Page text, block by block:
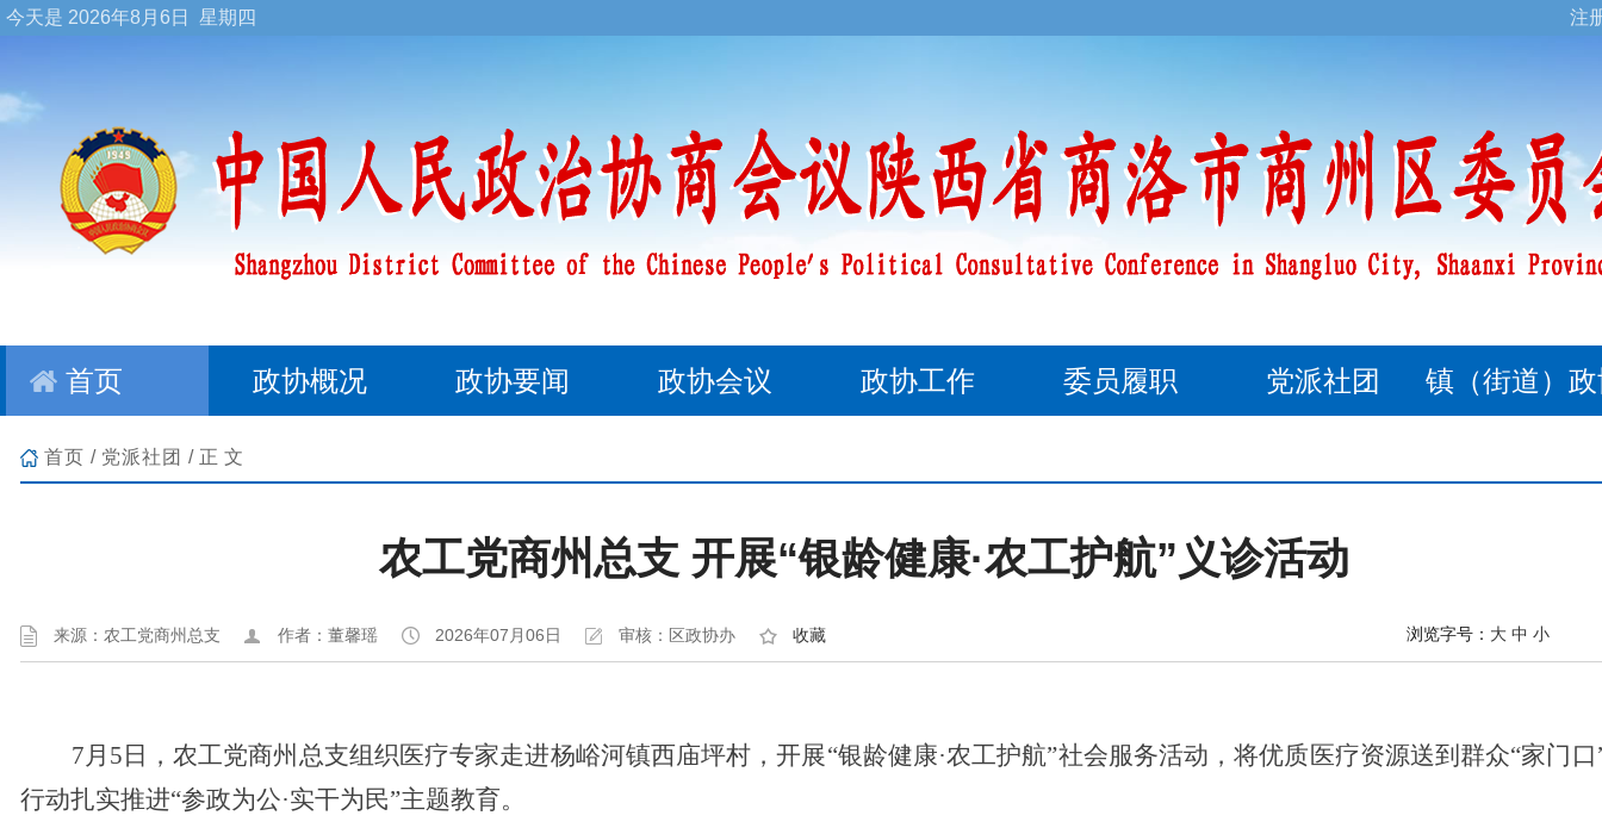
今天是 2026年8月6日 星期四 注
首页 政协概况 政协要闻 政协会议 政协工作 委员履职 党派社团 镇（街道）
首页 / 党派社团 /正文
农工党商州总支 开展“银龄健康·农工护航”义诊活动
来源：农工党商州总支 作者：董馨瑶 2026年07月06日 审核：区政协办 收藏 浏览字号： 大 中 小
7月5日，农工党商州总支组织医疗专家走进杨峪河镇西庙坪村，开展“银龄健康·农工护航”社会服务活动，将优质医疗资源送到群众“家门
行动扎实推进“参政为公·实干为民”主题教育。